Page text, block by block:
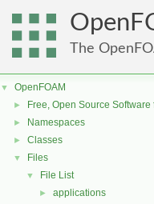
The
▼ OpenFOAM
► Free, Open Source
► Namespaces
► Classes
▼ Files
▼ File List
► applications